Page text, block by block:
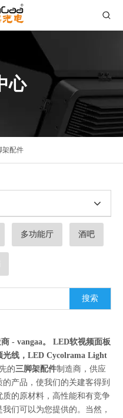
心
架配件
多功能厅 酒吧
搜索
- vangaa。 LED软视频面板
线，LED Cycolrama Light
的三脚架配件制造商，供应
产品，使我们的关建客得到
的原材料，高性能和有竞争
们可以为您提供的。当然，